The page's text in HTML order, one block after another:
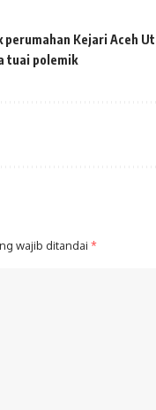
perumahan Kejari Aceh
tuai polemik
wajib ditandai *